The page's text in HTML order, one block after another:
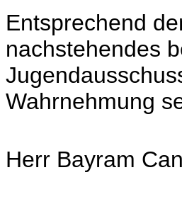
Entsprechend
nachstehendes
Wahrnehmung
Herr Bayram